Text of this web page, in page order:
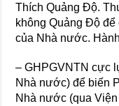
Thích Quảng Độ.
không Quảng Độ
của Nhà nước.
– GHPGVNTN cực
Nhà nước) để biến
Nhà nước (qua